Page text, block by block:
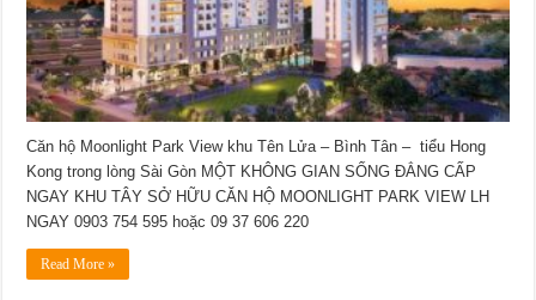
Căn hộ Moonlight Park View khu Tên Lửa – Bình Tân – tiểu Hong
Kong trong lòng Sài Gòn MỘT KHÔNG GIAN SỐNG ĐẲNG CẤP
NGAY KHU TÂY SỞ HỮU CĂN HỘ MOONLIGHT PARK VIEW LH
NGAY 0903 754 595 hoặc 09 37 606 220
Read More »